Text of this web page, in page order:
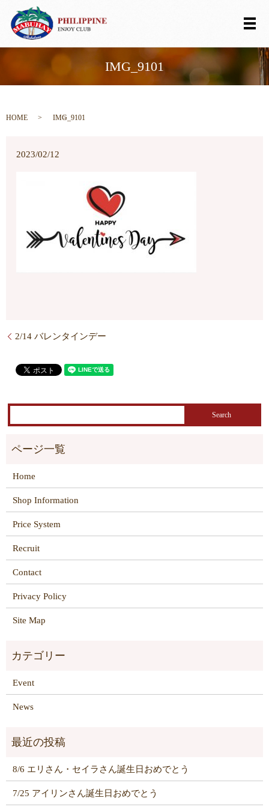
メ
IMG_9101
HOME IMG_9101
2023/02/12
2/14 バレンタインデー
Home
Shop Information
Price System
Recruit
Contact
Privacy Policy
Site Map
Event
News
8/6 エリさん・セイラさん誕生日おめでとう
7/25 アイリンさん誕生日おめでとう